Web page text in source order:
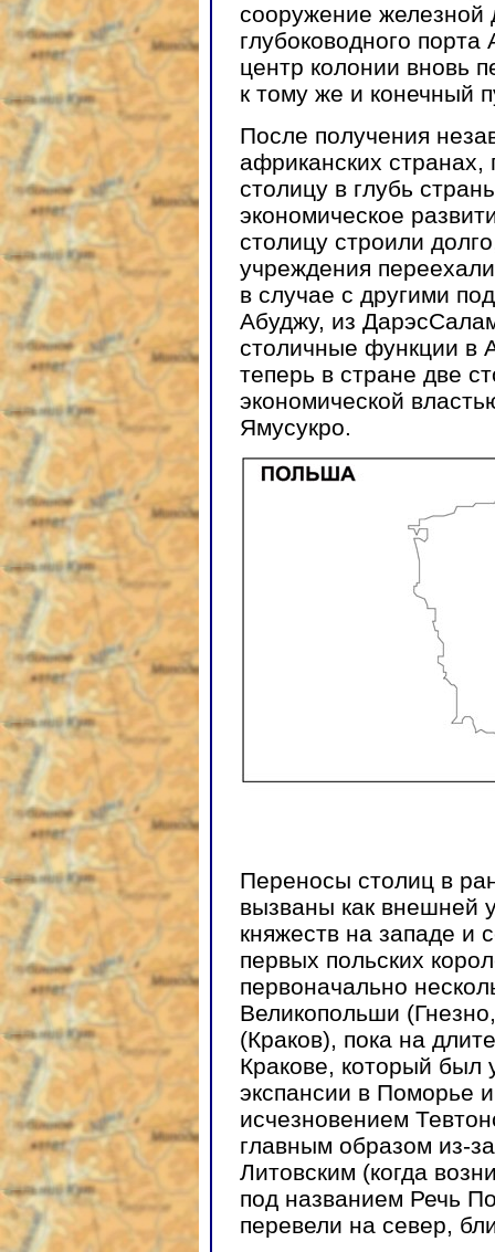
сооружение железной
глубоководного
центр колонии вновь
к тому же и конечный
После получения
африканских
столицу в глубь
экономическое
столицу строили
учреждения
в случае с другими
Абуджу, из
столичные функции в
теперь в стране две
экономической
Ямусукро.
Переносы столиц в
вызваны как внешней
княжеств на западе и
первых польских
первоначально
Великопольши
(Краков), пока на
Кракове, который был
экспансии в Поморье
исчезновением
главным образом из-
Литовским (когда
под названием Речь
перевели на север,